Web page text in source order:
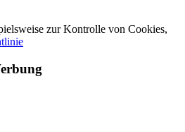
zur Kontrolle von Cookies,